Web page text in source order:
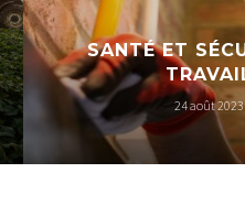
SANTÉ ET
24 août 2023